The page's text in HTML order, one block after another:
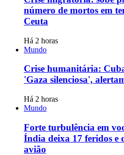
número de mortos em
Ceuta
Há 2 horas
Mundo
Crise humanitária:
'Gaza silenciosa',
Há 2 horas
Mundo
Forte turbulência em
Índia deixa 17 feridos e
avião